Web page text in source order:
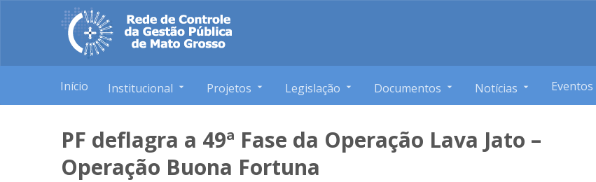
Início Institucional Projetos Legislação Documentos Notícias Eventos
PF deflagra a 49ª Fase da Operação Lava Jato –
Operação Buona Fortuna